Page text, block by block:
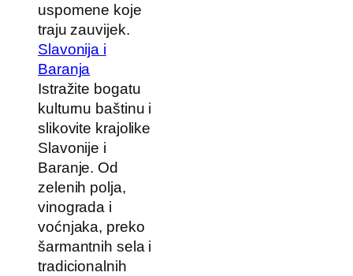
uspomene koje
traju zauvijek.
Slavonija i
Baranja
Istražite bogatu
kulturnu baštinu i
slikovite krajolike
Slavonije i
Baranje. Od
zelenih polja,
vinograda i
voćnjaka, preko
šarmantnih sela i
tradicionalnih